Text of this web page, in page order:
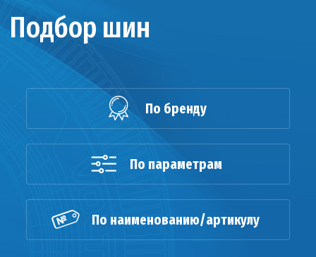
Подбор шин
По бренду
По параметрам
По наименованию/артикулу